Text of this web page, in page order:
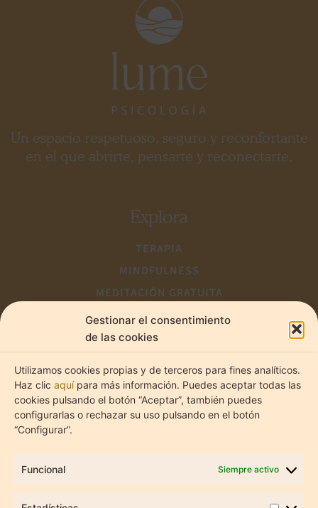
Gestionar el consentimiento
de las cookies
Utilizamos cookies propias y de terceros para fines analíticos.
Haz clic aquípara más información. Puedes aceptar todas las
cookies pulsando el botón “Aceptar”, también puedes
configurarlas o rechazar su uso pulsando en el botón
“Configurar”.
Funcional Siempre activo
Un espacio respetuoso, seguro y reconfortante
en el que abrirte, pensarte y reconectarte.
Explora
TERAPIA
MINDFULNESS
MEDITACIÓN GRATUITA
CONTACTO
@lume.psicologia_